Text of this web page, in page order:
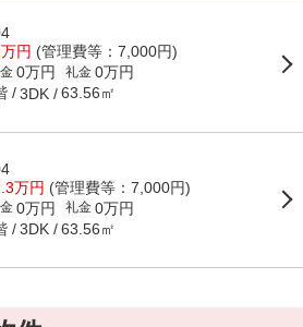
円 (管理費等：7,000円)
0万円 礼金 0万円
3DK 63.56㎡
万円 (管理費等：7,000円)
0万円 礼金 0万円
3DK 63.56㎡